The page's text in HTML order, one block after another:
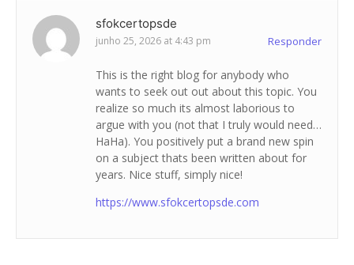
sfokcertopsde
junho 25, 2026 at 4:43 pm Responder
This is the right blog for anybody who
wants to seek out out about this topic. You
realize so much its almost laborious to
argue with you (not that I truly would need…
HaHa). You positively put a brand new spin
on a subject thats been written about for
years. Nice stuff, simply nice!
https://www.sfokcertopsde.com